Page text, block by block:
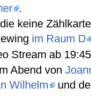
.
keine
im Raum D
Stream ab
Abend von
Wilhelm
und